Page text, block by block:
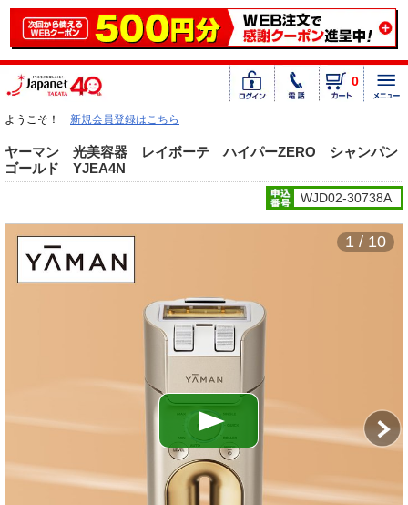
0
ようこそ！ 新規会員登録はこちら
ヤーマン 光美容器 レイボーテ ハイパーZERO シャンパン
ゴールド YJEA4N
WJD02-30738A
1 / 10